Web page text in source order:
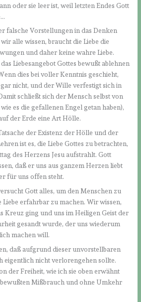
oder sie leer ist, weil letzten Endes Gott
falsche Vorstellungen in das Denken
alle wissen, braucht die Liebe die
und daher keine wahre Liebe.
Liebesangebot Gottes bewußt ablehnen
dies bei voller Kenntnis geschieht,
nicht, und der Wille verfestigt sich in
schließt sich der Mensch selbst von
es die gefallenen Engel getan haben),
der Erde eine Art Hölle.
der Existenz der Hölle und der
ist es, die Liebe Gottes zu betrachten,
des Herzens Jesu aufstrahlt. Gott
daß er uns aus ganzem Herzen liebt
für uns offen steht.
Gott alles, um den Menschen zu
erfahrbar zu machen. Wir wissen,
Kreuz ging und uns im Heiligen Geist der
gesandt wurde, der uns wiederum
machen will.
daß aufgrund dieser unvorstellbaren
eigentlich nicht verlorengehen sollte.
der Freiheit, wie ich sie oben erwähnt
bewußten Mißbrauch und ohne Umkehr